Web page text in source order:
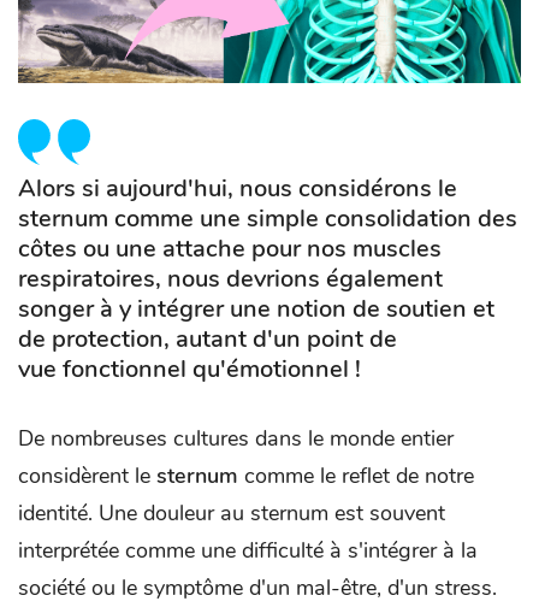
Alors si aujourd'hui, nous considérons le
sternum comme une simple consolidation des
côtes ou une attache pour nos muscles
respiratoires, nous devrions également
songer à y intégrer une notion de soutien et
de protection, autant d'un point de
vue fonctionnel qu'émotionnel !
De nombreuses cultures dans le monde entier
considèrent le sternum comme le reflet de notre
identité. Une douleur au sternum est souvent
interprétée comme une difficulté à s'intégrer à la
société ou le symptôme d'un mal-être, d'un stress.